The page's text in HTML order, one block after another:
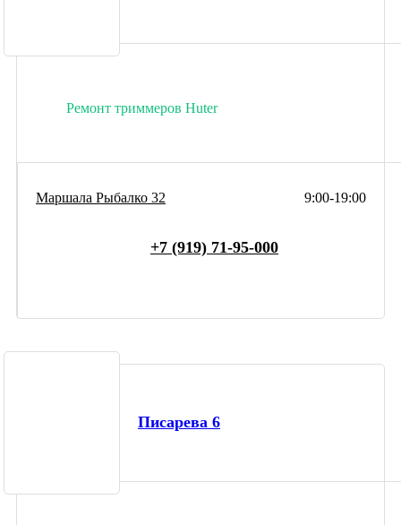
Ремонт триммеров Huter
9:00-19:00
Маршала Рыбалко 32
+7 (919) 71-95-000
Писарева 6